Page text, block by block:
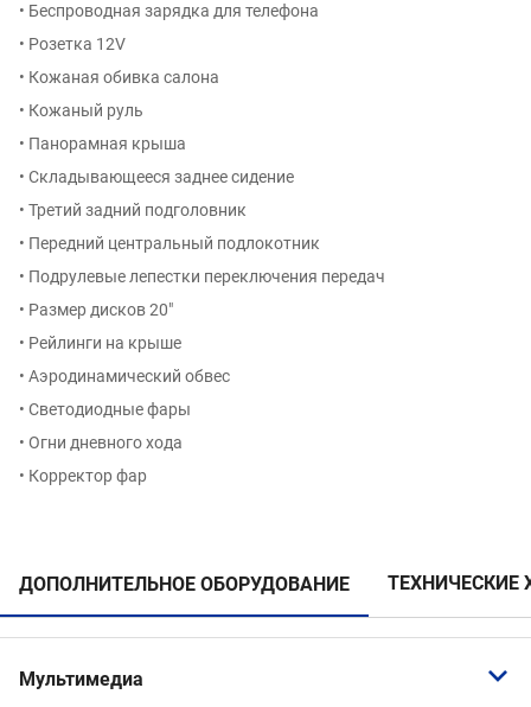
• Беспроводная зарядка для телефона
• Розетка 12V
• Кожаная обивка салона
• Кожаный руль
• Панорамная крыша
• Складывающееся заднее сидение
• Третий задний подголовник
• Передний центральный подлокотник
• Подрулевые лепестки переключения передач
• Размер дисков 20″
• Рейлинги на крыше
• Аэродинамический обвес
• Светодиодные фары
• Огни дневного хода
• Корректор фар
ДОПОЛНИТЕЛЬНОЕ ОБОРУДОВАНИЕ ТЕХНИЧЕСКИЕ
Мультимедиа